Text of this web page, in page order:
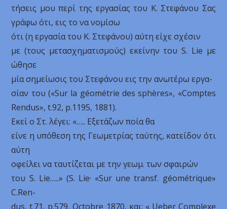
τήσεις μου περί της εργασίας του Κ. Στεφάνου Σας
γράφω ότι, εις το να νομίσω
ότι (η εργασία του Κ. Στεφάνου) αύτη είχε σχέσιν
με (τους μετασχηματισμούς) εκείνην του S. Lie με
ώθησε
μία σημείωσις του Στεφάνου εις την ανωτέρω εργα-
σίαν του («Sur la géométrie des sphères», «Comptes
Rendus», t.92, p.1195, 1881).
Εκεί ο Στ. λέγει: «….. Εξετάζων ποία θα
είνε η υπόθεση της Γεωμετρίας ταύτης, κατείδον ότι
αύτη
οφείλει να ταυτίζεται με την γεωμ. των σφαιρών
του S. Lie…..» (S. Lie· «Sur une transf. géométrique»
C.Ren-
dus, t.71, p.579, Octobre 1870, και: « Ueber Complexe